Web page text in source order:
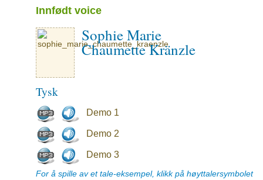
Innfødt voice
Sophie Marie
Chaumette Kränzle
Tysk
Demo 1
Demo 2
Demo 3
For å spille av et tale-eksempel, klikk på høyttalersymbolet